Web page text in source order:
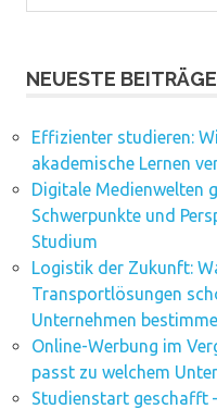
NEUESTE BEITRÄGE
Effizienter studieren:
akademische Lernen
Digitale Medienwelten
Schwerpunkte und
Studium
Logistik der Zukunft:
Transportlösungen
Unternehmen
Online-Werbung im
passt zu welchem
Studienstart geschafft